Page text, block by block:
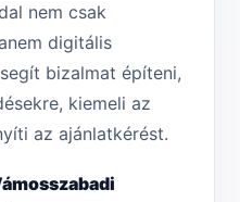
nem csak
digitális
bizalmat építeni,
kiemeli az
az ajánlatkérést.